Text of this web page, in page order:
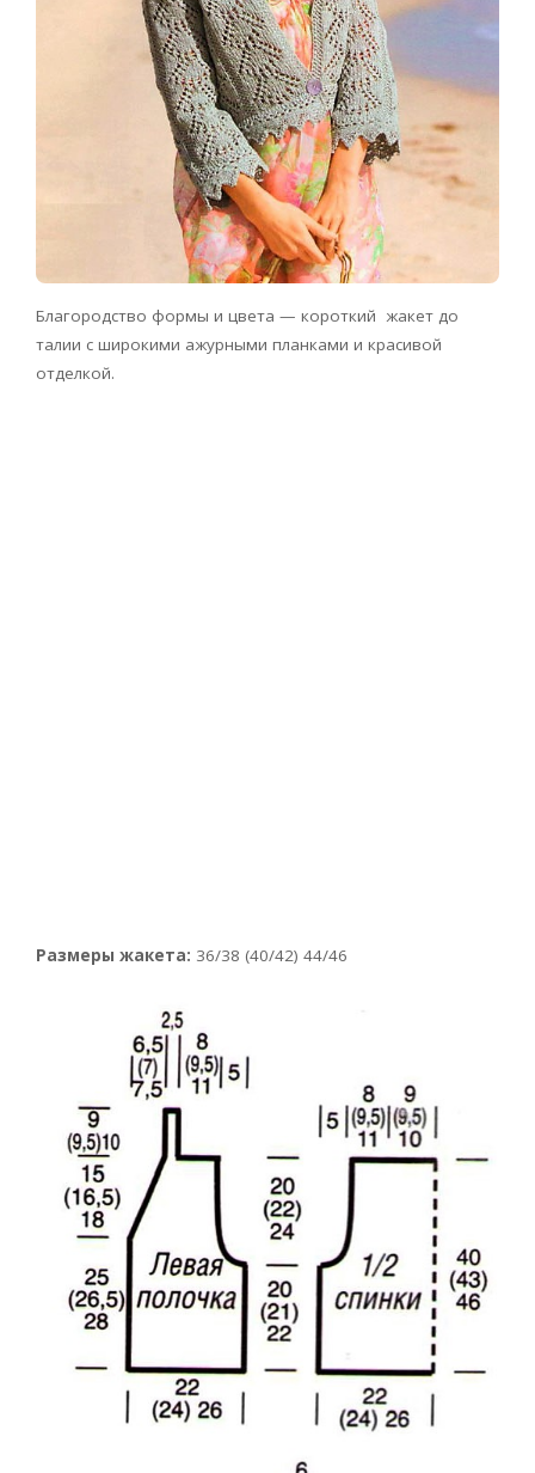
Благородство формы и цвета — короткий жакет до
талии с широкими ажурными планками и красивой
отделкой.
Размеры жакета: 36/38 (40/42) 44/46